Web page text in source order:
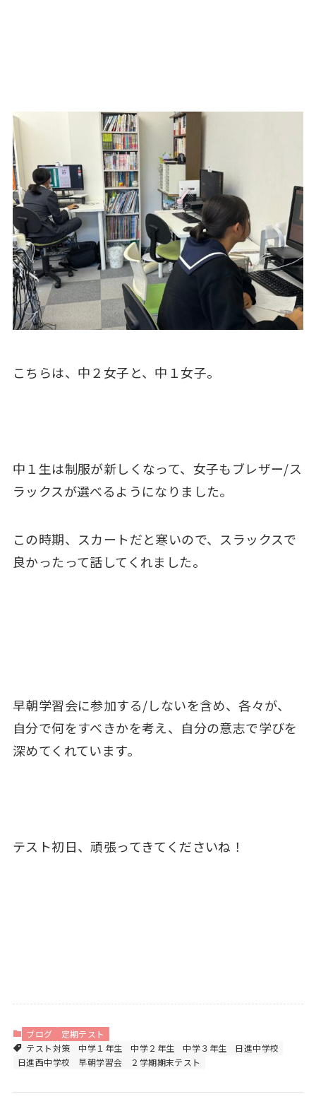
こちらは、中２女子と、中１女子。
中１生は制服が新しくなって、女子もブレザー/ス
ラックスが選べるようになりました。
この時期、スカートだと寒いので、スラックスで
良かったって話してくれました。
早朝学習会に参加する/しないを含め、各々が、
自分で何をすべきかを考え、自分の意志で学びを
深めてくれています。
テスト初日、頑張ってきてくださいね！
ブログ
定期テスト
テスト対策
中学１年生 中学２年生 中学３年生
日進中学校
日進西中学校
早朝学習会 ２学期期末テスト